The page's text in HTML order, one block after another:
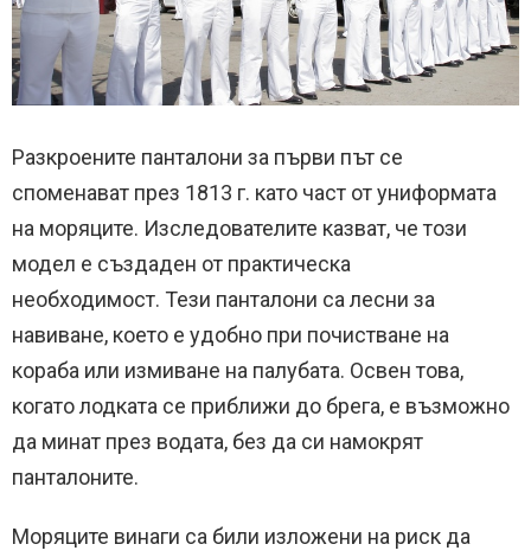
Разкроените панталони за първи път се
споменават през 1813 г. като част от униформата
на моряците. Изследователите казват, че този
модел е създаден от практическа
необходимост. Тези панталони са лесни за
навиване, което е удобно при почистване на
кораба или измиване на палубата. Освен това,
когато лодката се приближи до брега, е възможно
да минат през водата, без да си намокрят
панталоните.
Моряците винаги са били изложени на риск да